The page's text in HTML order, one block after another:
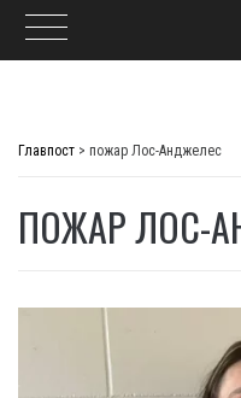
Главпост > пожар Лос-Анджелес
ПОЖАР ЛОС-